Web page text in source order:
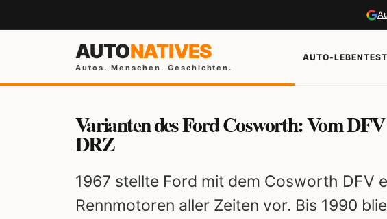
AUTONATIVES
Autos. Menschen. Geschichten.
AUTO-LEBEN
Varianten des Ford Cosworth: Vom
DRZ
1967 stellte Ford mit dem Cosworth DFV
Rennmotoren aller Zeiten vor. Bis 1990